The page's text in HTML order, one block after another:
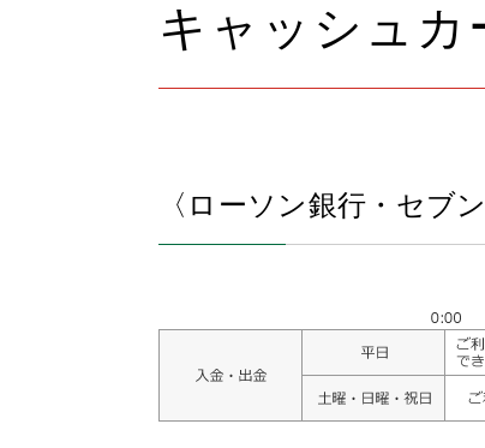
キャッシュカ
〈ローソン銀行・セブン